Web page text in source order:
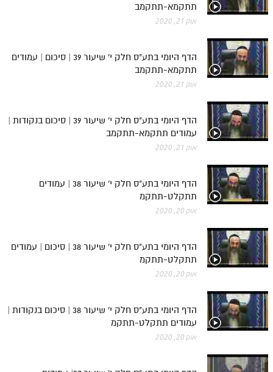
תתקמא-תתקמב
אוק 21, 2020
הדף היומי בתע"ס חלק י' שיעור 39 | סיכום | עמודים
תתקמא-תתקמב
אוק 21, 2020
הדף היומי בתע"ס חלק י' שיעור 39 | סיכום בנקודות |
עמודים תתקמא-תתקמב
אוק 21, 2020
הדף היומי בתע"ס חלק י' שיעור 38 | עמודים
תתקלט-תתקמ
אוק 20, 2020
הדף היומי בתע"ס חלק י' שיעור 38 | סיכום | עמודים
תתקלט-תתקמ
אוק 20, 2020
הדף היומי בתע"ס חלק י' שיעור 38 | סיכום בנקודות |
עמודים תתקלט-תתקמ
אוק 20, 2020